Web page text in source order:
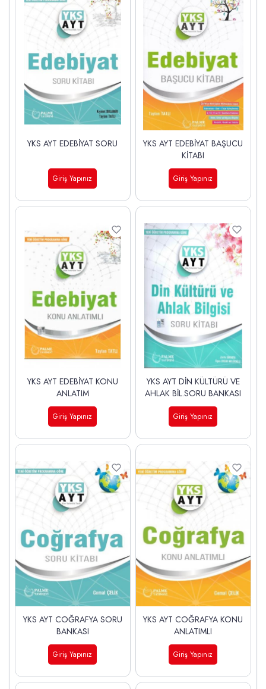
YKS AYT EDEBİYAT SORU
Giriş Yapınız
YKS AYT EDEBİYAT BAŞUCU
KİTABI
Giriş Yapınız
YKS AYT EDEBİYAT KONU
ANLATIM
Giriş Yapınız
YKS AYT DİN KÜLTÜRÜ VE
AHLAK BİL.SORU BANKASI
Giriş Yapınız
YKS AYT COĞRAFYA SORU
BANKASI
Giriş Yapınız
YKS AYT COĞRAFYA KONU
ANLATIMLI
Giriş Yapınız